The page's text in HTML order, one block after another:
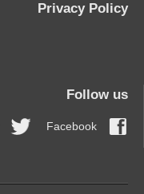
Privacy Policy
Follow us
Facebook